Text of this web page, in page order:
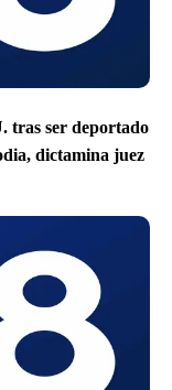
tras ser deportado
dictamina juez